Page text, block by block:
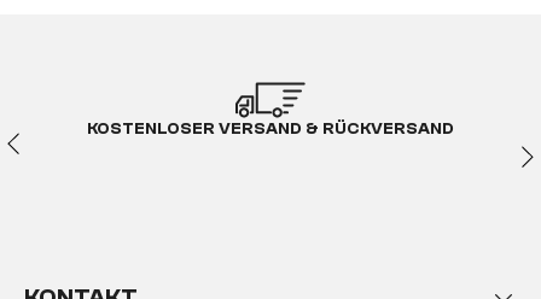
KOSTENLOSER VERSAND & RÜCKVERSAND